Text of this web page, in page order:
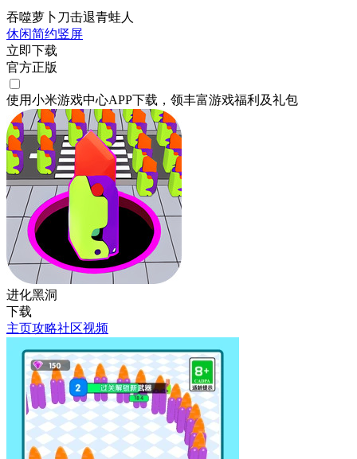
吞噬萝卜刀击退青蛙人
休闲简约竖屏
立即下载
官方正版
使用小米游戏中心APP下载 ，领丰富游戏福利 及礼包
进化黑洞
下载
主页攻略社区视频